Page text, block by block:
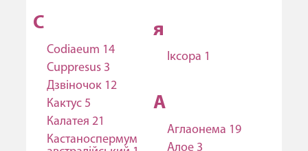
C
Codiaeum 14
Cuppresus 3
Дзвіночок 12
Кактус 5
Калатея 21
Кастаноспермум
я
Іксора 1
А
Аглаонема 19
Алое 3